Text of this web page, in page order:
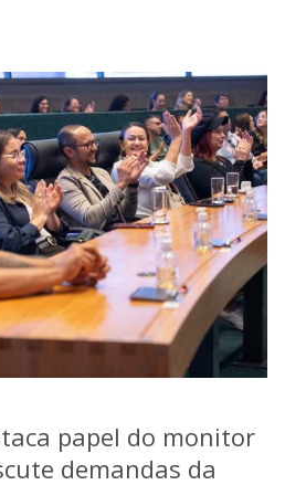
papel do monitor
demandas da